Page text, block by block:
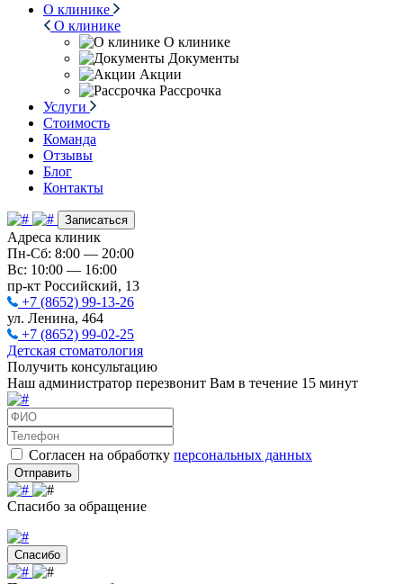
О клинике
О клинике
О клинике
Документы
Акции
Рассрочка
Услуги
Стоимость
Команда
Отзывы
Блог
Контакты
Записаться
Адреса клиник
Пн-Сб: 8:00 — 20:00
Вс: 10:00 — 16:00
пр-кт Российский, 13
+7 (8652) 99-13-26
ул. Ленина, 464
+7 (8652) 99-02-25
Детская стоматология
Получить консультацию
Наш администратор перезвонит Вам в течение 15 минут
Согласен на обработку персональных данных
Отправить
Спасибо за обращение
Спасибо